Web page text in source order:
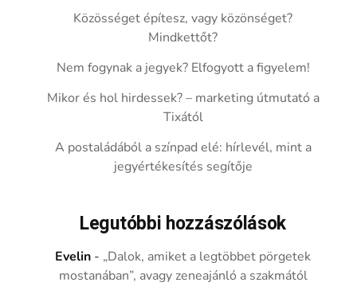
Közösséget építesz, vagy közönséget?
Mindkettőt?
Nem fogynak a jegyek? Elfogyott a figyelem!
Mikor és hol hirdessek? – marketing útmutató a
Tixától
A postaládából a színpad elé: hírlevél, mint a
jegyértékesítés segítője
Legutóbbi hozzászólások
Evelin - „Dalok, amiket a legtöbbet pörgetek
mostanában”, avagy zeneajánló a szakmától